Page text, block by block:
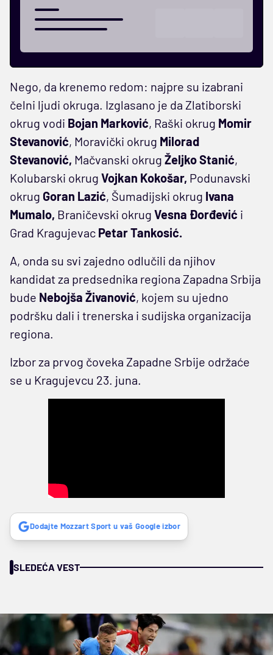
Nego, da krenemo redom: najpre su izabrani
čelni ljudi okruga. Izglasano je da Zlatiborski
okrug vodi Bojan Marković, Raški okrug Momir
Stevanović, Moravički okrug Milorad
Stevanović, Mačvanski okrug Željko Stanić,
Kolubarski okrug Vojkan Kokošar, Podunavski
okrug Goran Lazić, Šumadijski okrug Ivana
Mumalo, Braničevski okrug Vesna Đorđević i
Grad Kragujevac Petar Tankosić.
A, onda su svi zajedno odlučili da njihov
kandidat za predsednika regiona Zapadna Srbija
bude Nebojša Živanović, kojem su ujedno
podršku dali i trenerska i sudijska organizacija
regiona.
Izbor za prvog čoveka Zapadne Srbije održaće
se u Kragujevcu 23. juna.
Dodajte Mozzart Sport u vaš Google izbor
SLEDEĆA VEST